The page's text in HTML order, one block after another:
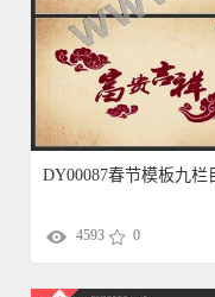
DY00087春节模板九
4593 0